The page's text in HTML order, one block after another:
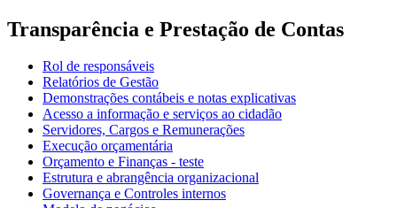
Transparência e Prestação de Contas
Rol de responsáveis
Relatórios de Gestão
Demonstrações contábeis e notas explicativas
Acesso a informação e serviços ao cidadão
Servidores, Cargos e Remunerações
Execução orçamentária
Orçamento e Finanças - teste
Estrutura e abrangência organizacional
Governança e Controles internos